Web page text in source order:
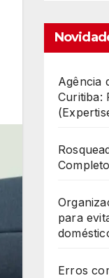
Agência
Curitiba:
para
Erros